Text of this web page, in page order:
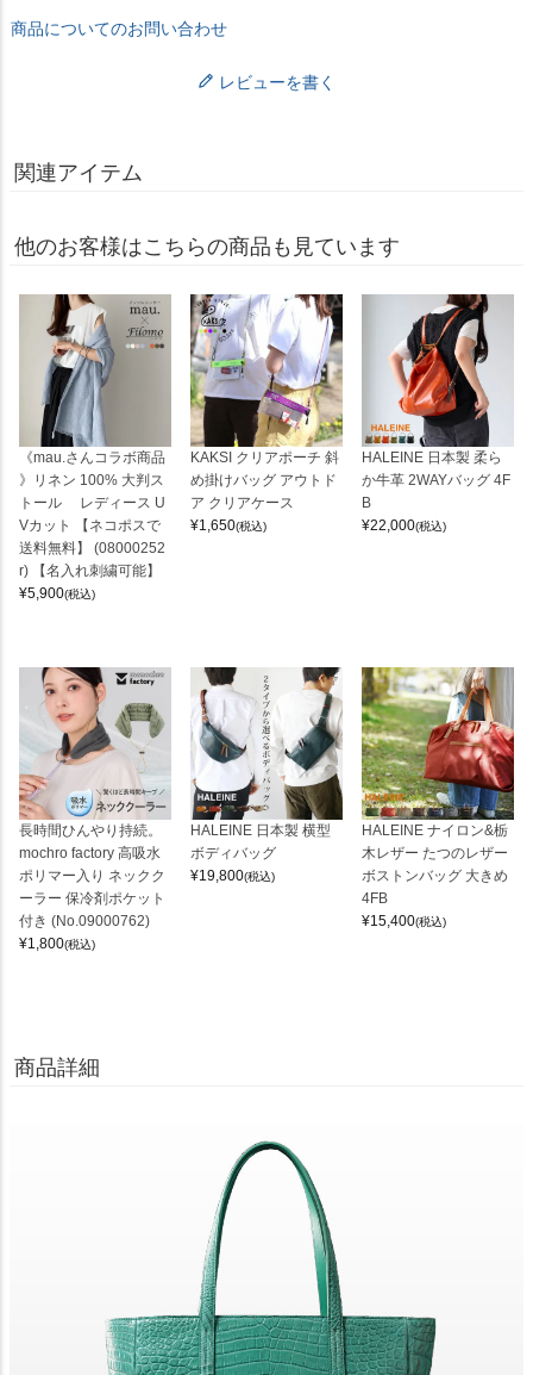
商品についてのお問い合わせ
レビューを書く
関連アイテム
他のお客様はこちらの商品も見ています
《mau.さんコラボ商品
》リネン 100% 大判ス
トール レディース U
Vカット 【ネコポスで
送料無料】 (08000252
r) 【名入れ刺繍可能】
¥5,900(税込)
KAKSI クリアポーチ 斜
め掛けバッグ アウトド
ア クリアケース
¥1,650(税込)
HALEINE 日本製 柔ら
か牛革 2WAYバッグ 4F
B
¥22,000(税込)
長時間ひんやり持続。
mochro factory 高吸水
ポリマー入り ネックク
ーラー 保冷剤ポケット
付き (No.09000762)
¥1,800(税込)
HALEINE 日本製 横型
ボディバッグ
¥19,800(税込)
HALEINE ナイロン&栃
木レザー たつのレザー
ボストンバッグ 大きめ
4FB
¥15,400(税込)
商品詳細